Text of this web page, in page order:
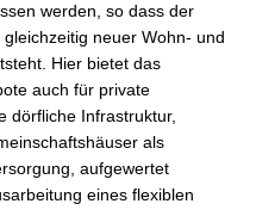
werden, so dass der
neuer Wohn- und
Hier bietet das
auch für private
dörfliche Infrastruktur,
als
aufgewertet
eines flexiblen